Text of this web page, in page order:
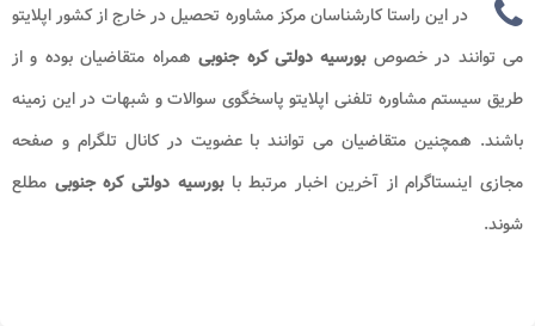
در این راستا کارشناسان مرکز مشاوره تحصیل در خارج از کشور اپلایتو
می توانند در خصوصبورسیه دولتی کره جنوبی همراه متقاضیان بوده و از
طریق سیستم مشاوره تلفنی اپلایتو پاسخگوی سوالات و شبهات در این زمینه
باشند. همچنین متقاضیان می توانند با عضویت در کانال تلگرام و صفحه
مجازی اینستاگرام از آخرین اخبار مرتبط بابورسیه دولتی کره جنوبی مطلع
شوند.